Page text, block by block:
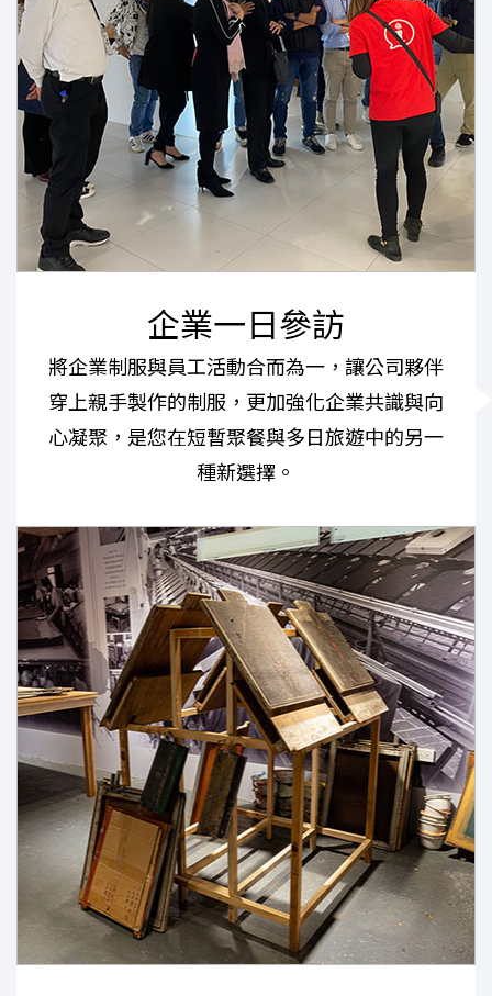
企業一日參訪
將企業制服與員工活動合而為一，讓公司夥伴
穿上親手製作的制服，更加強化企業共識與向
心凝聚，是您在短暫聚餐與多日旅遊中的另一
種新選擇。